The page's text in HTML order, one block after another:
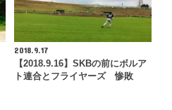
2018.9.17
【2018.9.16】SKBの前にボルア
ト連合とフライヤーズ 惨敗